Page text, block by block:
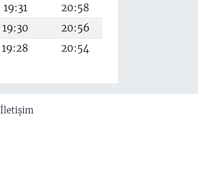
19:31
20:58
19:30
20:56
19:28 20:54
İletişim